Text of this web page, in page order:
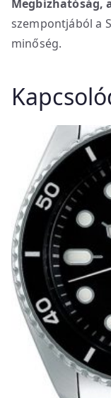
Megbízhatóság,
szempontjából a
minőség.